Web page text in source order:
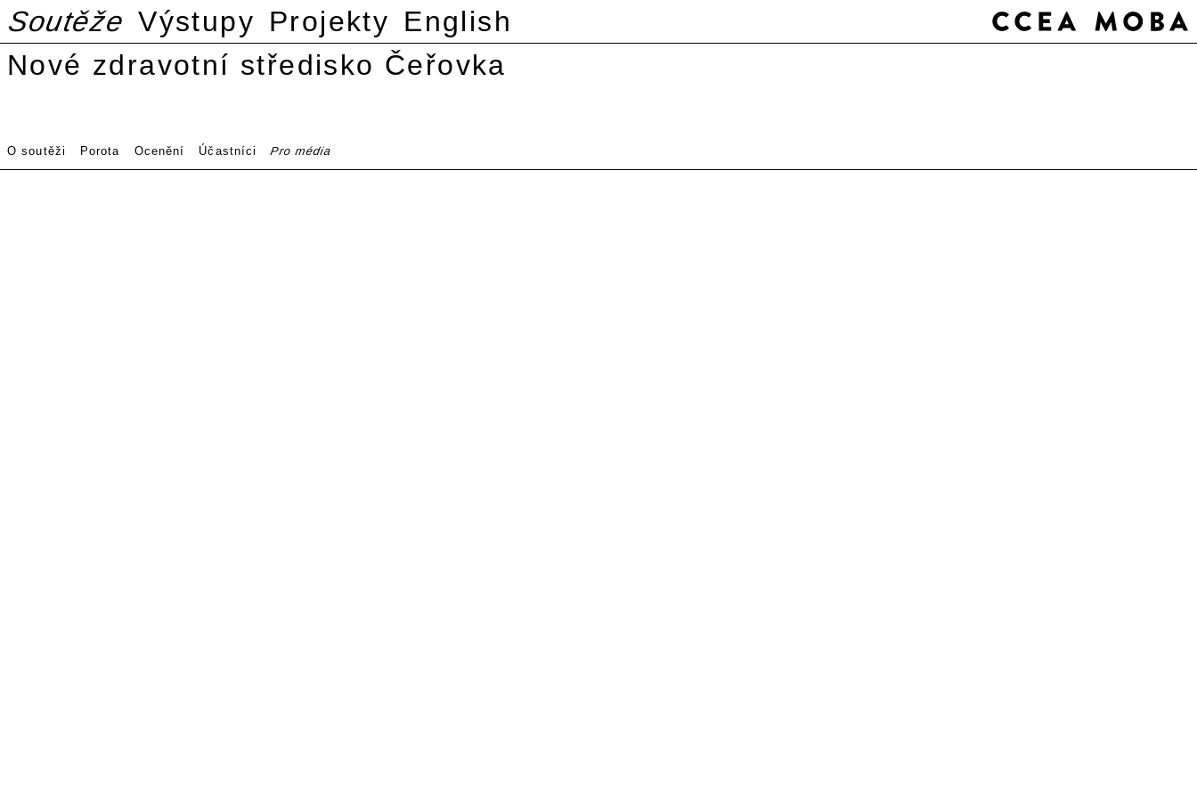
Soutěže Výstupy Projekty English
Nové zdravotní středisko Čeřovka
O soutěži Porota Ocenění Účastníci Pro média